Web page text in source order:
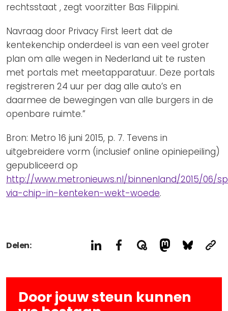
rechtsstaat , zegt voorzitter Bas Filippini.
Navraag door Privacy First leert dat de
kentekenchip onderdeel is van een veel groter
plan om alle wegen in Nederland uit te rusten
met portals met meetapparatuur. Deze portals
registreren 24 uur per dag alle auto’s en
daarmee de bewegingen van alle burgers in de
openbare ruimte.”
Bron: Metro 16 juni 2015, p. 7. Tevens in
uitgebreidere vorm (inclusief online opiniepeiling)
gepubliceerd op
http://www.metronieuws.nl/binnenland/2015/06/
via-chip-in-kenteken-wekt-woede.
Delen:
Door jouw steun kunnen